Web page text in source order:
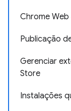
Chrome
Publicação
Gerenciar
Store
Instalações